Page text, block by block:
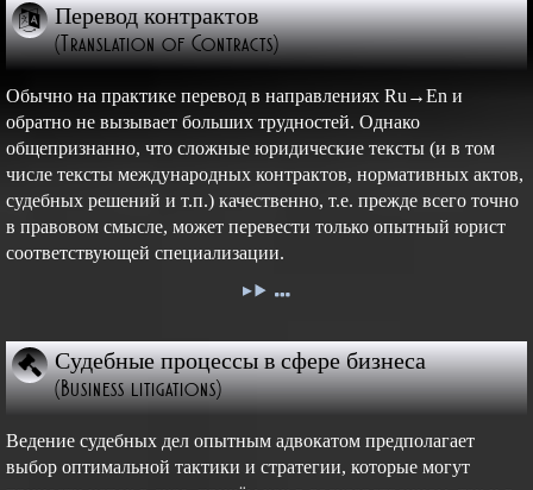
Перевод контрактов
(Translation of Contracts)
Обычно на практике перевод в направлениях Ru→En и
обратно не вызывает больших трудностей. Однако
общепризнанно, что сложные юридические тексты (и в том
числе тексты международных контрактов, нормативных актов,
судебных решений и т.п.) качественно, т.е. прежде всего точно
в правовом смысле, может перевести только опытный юрист
соответствующей специализации.
Судебные процессы в сфере бизнеса
(Business litigations)
Ведение судебных дел опытным адвокатом предполагает
выбор оптимальной тактики и стратегии, которые могут